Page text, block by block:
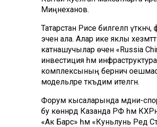
Миңнеханов.
Татарстан Рәисе билгеләп
эченә ала. Алар ике яклы
катнашучылар өчен «Russia
инвестиция һәм
комплексының берничә
модельләре тәкъдим ителгән.
Форум кысаларында мәдәни-
бу көннәрдә Казанда РФ һәм
«Ак Барс» һәм «Куньлунь Ред